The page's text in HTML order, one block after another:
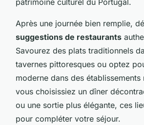
Après une journée bien remplie,
suggestions de restaurants
Savourez des plats traditionnels
tavernes pittoresques ou optez
moderne dans des établissements
vous choisissiez un dîner
ou une sortie plus élégante, ces
pour compléter votre séjour.